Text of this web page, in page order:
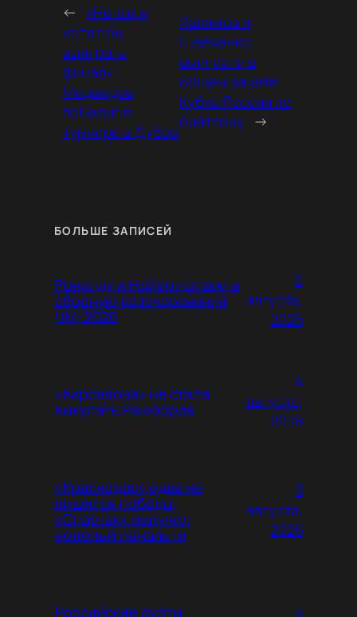
← «Не так я
хотел бы
выиграть
финал»:
Медведев
победил в
турнире в Дубае
Халимов и
Шевченко
выиграли в
общем зачете
Кубка России по
биатлону →
БОЛЬШЕ ЗАПИСЕЙ
Роналду и Нойер попали в
сборную разочарований
ЧМ-2026
5
августа,
2026
«Барселона» не стала
выкупать Рашфорда
4
августа,
2026
«Краснодар» едва не
лишился победы,
«Спартак» получил
нелепый пенальти
3
августа,
2026
Российские дуэты